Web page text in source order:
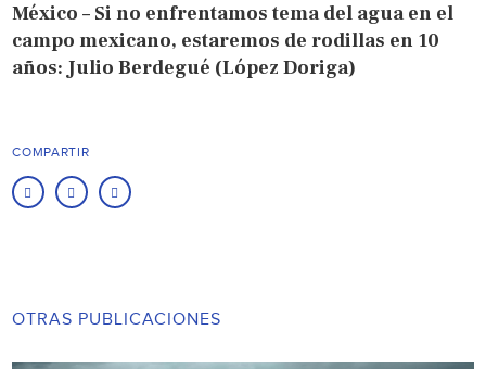
México – Si no enfrentamos tema del agua en el
campo mexicano, estaremos de rodillas en 10
años: Julio Berdegué (López Doriga)
COMPARTIR
OTRAS PUBLICACIONES